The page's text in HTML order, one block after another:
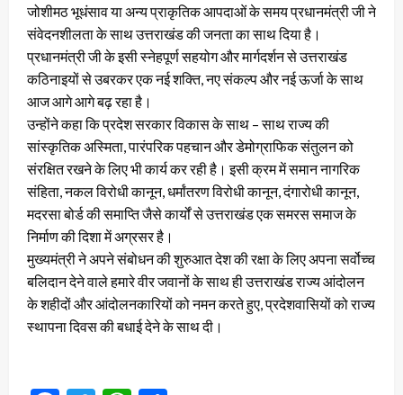
जोशीमठ भूधंसाव या अन्य प्राकृतिक आपदाओं के समय प्रधानमंत्री जी ने
संवेदनशीलता के साथ उत्तराखंड की जनता का साथ दिया है।
प्रधानमंत्री जी के इसी स्नेहपूर्ण सहयोग और मार्गदर्शन से उत्तराखंड
कठिनाइयों से उबरकर एक नई शक्ति, नए संकल्प और नई ऊर्जा के साथ
आज आगे आगे बढ़ रहा है।
उन्होंने कहा कि प्रदेश सरकार विकास के साथ – साथ राज्य की
सांस्कृतिक अस्मिता, पारंपरिक पहचान और डेमोग्राफिक संतुलन को
संरक्षित रखने के लिए भी कार्य कर रही है। इसी क्रम में समान नागरिक
संहिता, नकल विरोधी कानून, धर्मांतरण विरोधी कानून, दंगारोधी कानून,
मदरसा बोर्ड की समाप्ति जैसे कार्यों से उत्तराखंड एक समरस समाज के
निर्माण की दिशा में अग्रसर है।
मुख्यमंत्री ने अपने संबोधन की शुरुआत देश की रक्षा के लिए अपना सर्वोच्च
बलिदान देने वाले हमारे वीर जवानों के साथ ही उत्तराखंड राज्य आंदोलन
के शहीदों और आंदोलनकारियों को नमन करते हुए, प्रदेशवासियों को राज्य
स्थापना दिवस की बधाई देने के साथ दी।